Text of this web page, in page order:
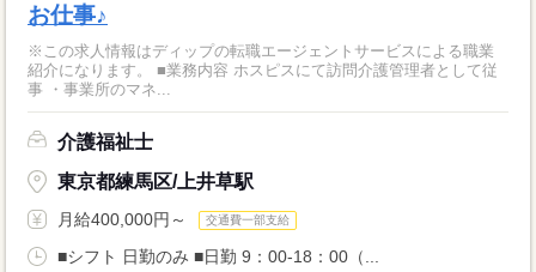
お仕事♪
※この求人情報はディップの転職エージェントサービスによる職業
紹介になります。 ■業務内容 ホスピスにて訪問介護管理者として従
事 ・事業所のマネ...
介護福祉士
東京都練馬区/上井草駅
月給400,000円～ 交通費一部支給
■シフト 日勤のみ ■日勤 9：00-18：00（...